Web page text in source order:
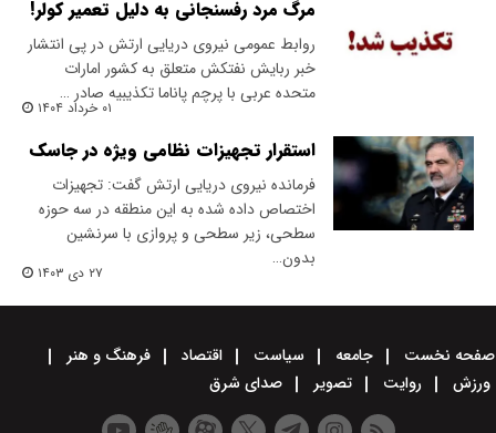
مرگ مرد رفسنجانی به دلیل تعمیر کولر!
روابط عمومی نیروی دریایی ارتش در پی انتشار
خبر ربایش نفتکش متعلق به کشور امارات
متحده عربی با پرچم پاناما تکذیبیه صادر …
۰۱ خرداد ۱۴۰۴
استقرار تجهیزات نظامی ویژه در جاسک
فرمانده نیروی دریایی ارتش گفت: تجهیزات
اختصاص داده شده به این منطقه در سه حوزه
سطحی، زیر سطحی و پروازی با سرنشین
بدون…
۲۷ دی ۱۴۰۳
صفحه نخست جامعه سیاست اقتصاد
فرهنگ و هنر
ورزش
روایت تصویر صدای شرق